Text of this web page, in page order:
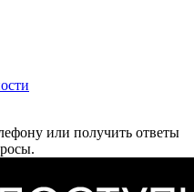
или получить ответы